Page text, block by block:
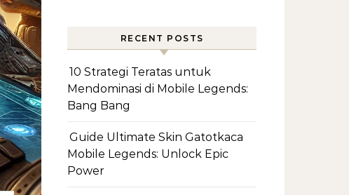
RECENT POSTS
10 Strategi Teratas untuk
Mendominasi di Mobile Legends:
Bang Bang
Guide Ultimate Skin Gatotkaca
Mobile Legends: Unlock Epic
Power